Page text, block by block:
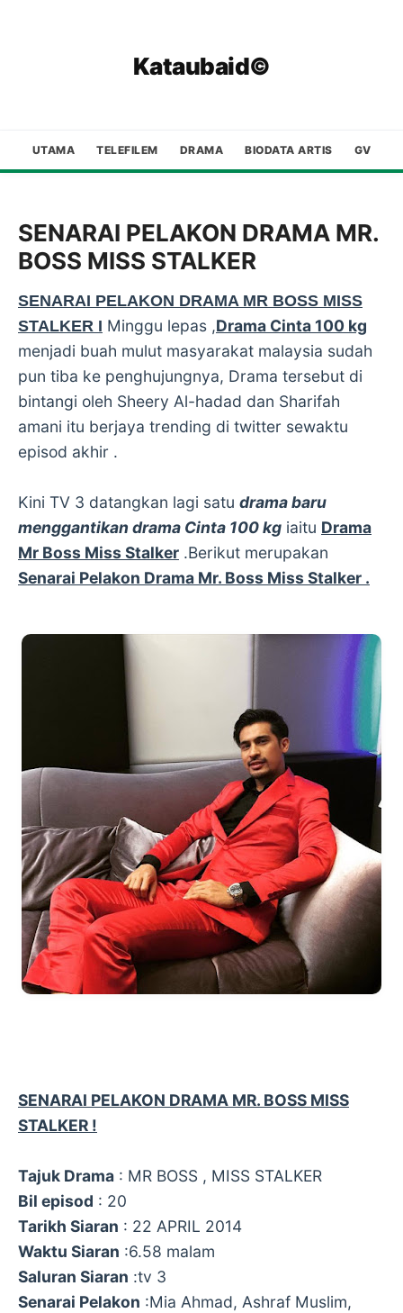
Kataubaid©
UTAMA TELEFILEM DRAMA BIODATA ARTIS GV
SENARAI PELAKON DRAMA MR.
BOSS MISS STALKER
SENARAI PELAKON DRAMA MR BOSS MISS
STALKER I Minggu lepas ,Drama Cinta 100 kg
menjadi buah mulut masyarakat malaysia sudah
pun tiba ke penghujungnya, Drama tersebut di
bintangi oleh Sheery Al-hadad dan Sharifah
amani itu berjaya trending di twitter sewaktu
episod akhir .
Kini TV 3 datangkan lagi satu drama baru
menggantikan drama Cinta 100 kg iaitu Drama
Mr Boss Miss Stalker .Berikut merupakan
Senarai Pelakon Drama Mr. Boss Miss Stalker .
SENARAI PELAKON DRAMA MR. BOSS MISS
STALKER !
Tajuk Drama : MR BOSS , MISS STALKER
Bil episod : 20
Tarikh Siaran : 22 APRIL 2014
Waktu Siaran :6.58 malam
Saluran Siaran :tv 3
Senarai Pelakon :Mia Ahmad, Ashraf Muslim,